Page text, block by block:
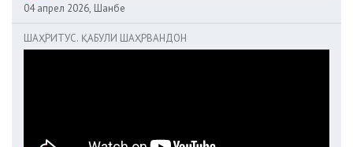
04 апрел 2026, Шанбе
ШАҲРИТУС. ҚАБУЛИ ШАҲРВАНДОН